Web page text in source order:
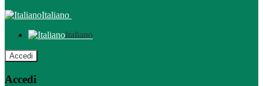
Italiano
Italiano
Accedi
Accedi